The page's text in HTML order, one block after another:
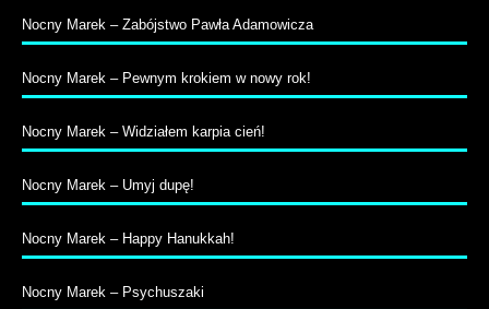
Nocny Marek – Zabójstwo Pawła Adamowicza
Nocny Marek – Pewnym krokiem w nowy rok!
Nocny Marek – Widziałem karpia cień!
Nocny Marek – Umyj dupę!
Nocny Marek – Happy Hanukkah!
Nocny Marek – Psychuszaki